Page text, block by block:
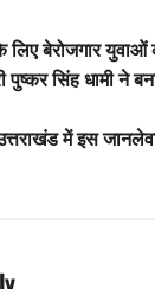
लिए बेरोजगार युवाओं
सिंह धामी ने
में इस